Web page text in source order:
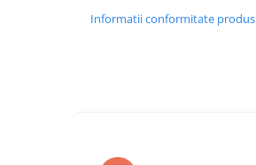
Informatii conformitate produs